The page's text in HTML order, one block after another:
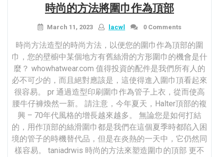
時尚的方法將圍巾作為頂部
March 11, 2023 lacwl 0 Comments
時尚方法造型的時尚方法，以便您的圍巾作為頂部的圍
巾，您的壁櫥中某個地方有舊絲滑的方形圍巾的機會是什
麼？ whowhatwear.com 值得投資的配件是我們所有人的
必不可少的，而且絕對應該是，這使得進入圍巾頂看起來
很容易。 pr 通過造型印刷圍巾作為管子上衣，從而使高
腰牛仔褲煥然一新。 請注意，今年夏天，Halter頂部的複
興 – 70年代風格的增長越來越多。 無論您是如何打結
的，用作頂部的絲滑圍巾都是我們在這個夏季時都陷入困
境的管子的時機替代品，但是在炎熱的一天中，它仍然同
樣容易。 taniadrwis 時尚的方法來塑造圍巾的頂部 更不